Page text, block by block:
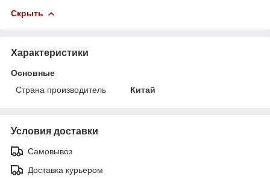
Скрыть
Характеристики
Основные
Страна производитель
Китай
Условия доставки
Самовывоз
Доставка курьером